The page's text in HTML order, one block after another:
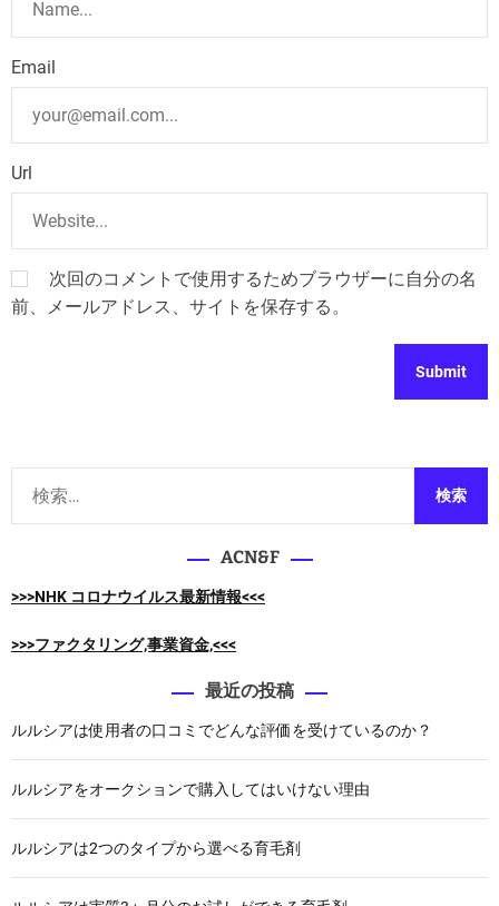
Email
Url
次回のコメントで使用するためブラウザーに自分の名
前、メールアドレス、サイトを保存する。
ACN&F
>>>NHK コロナウイルス最新情報<<<
>>>ファクタリング,事業資金,<<<
最近の投稿
ルルシアは使用者の口コミでどんな評価を受けているのか？
ルルシアをオークションで購入してはいけない理由
ルルシアは2つのタイプから選べる育毛剤